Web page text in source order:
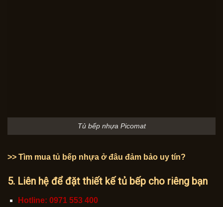
Tủ bếp nhựa Picomat
>> Tìm mua tủ bếp nhựa ở đâu đảm bảo uy tín?
5. Liên hệ để đặt thiết kế tủ bếp cho riêng bạn
Hotline: 0971 553 400